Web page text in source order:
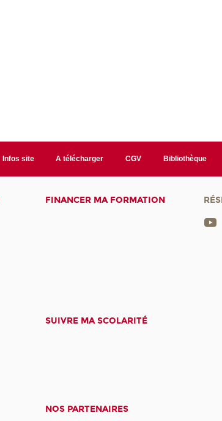
Infos site A télécharger CGV Bibliothèque
FINANCER MA FORMATION
SUIVRE MA SCOLARITÉ
NOS PARTENAIRES